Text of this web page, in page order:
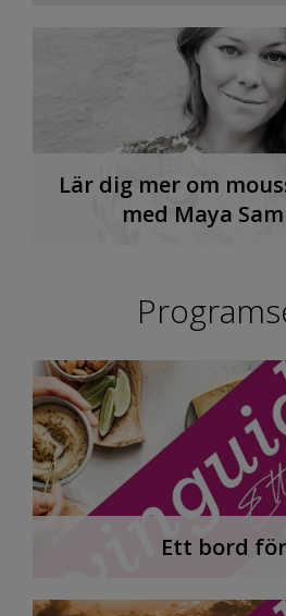
Lär dig mer om
med Maya
Ett bord